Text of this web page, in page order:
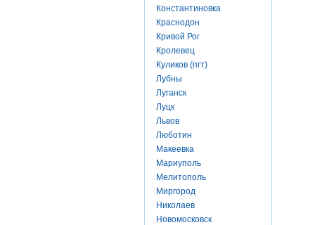
Константиновка
Краснодон
Кривой Рог
Кролевец
Куликов (пгт)
Лубны
Луганск
Луцк
Львов
Люботин
Макеевка
Мариуполь
Мелитополь
Миргород
Николаев
Новомосковск